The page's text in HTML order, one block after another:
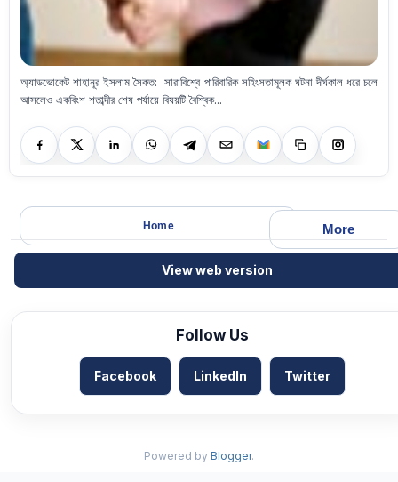
অ্যাডভোকেট শাহানূর ইসলাম সৈকত: সারাবিশ্বে পারিবারিক সহিংসতামূলক ঘটনা দীর্ঘকাল ধরে চলে
আসলেও একবিংশ শতাব্দীর শেষ পর্যায়ে বিষয়টি বৈশ্বিক...
More
Home
View web version
Follow Us
Facebook LinkedIn Twitter
Powered by Blogger.